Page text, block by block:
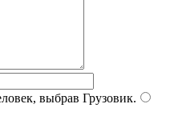
выбрав Грузовик.